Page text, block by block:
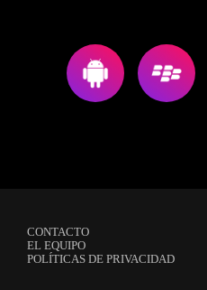
CONTACTO
EL EQUIPO
POLÍTICAS DE PRIVACIDAD